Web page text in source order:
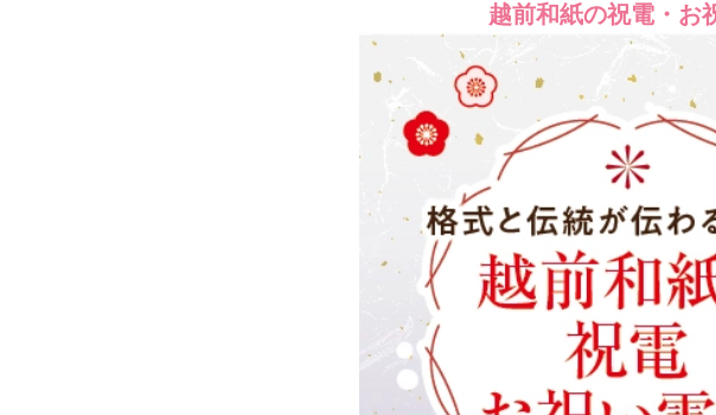
越前和紙の祝電・お